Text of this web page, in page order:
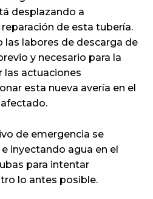
desplazando a
de esta tubería.
las labores de descarga de
y necesario para la
las actuaciones
esta nueva avería en el
de emergencia se
inyectando agua en el
para intentar
lo antes posible.